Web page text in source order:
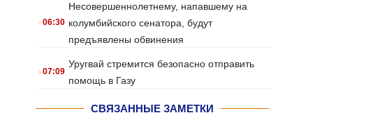
.06:30
Несовершеннолетнему, напавшему на
колумбийского сенатора, будут
предъявлены обвинения
.07:09
Уругвай стремится безопасно отправить
помощь в Газу
СВЯЗАННЫЕ ЗАМЕТКИ